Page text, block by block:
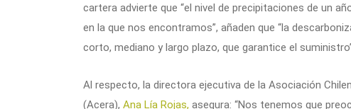
cartera advierte que “el nivel de precipitaciones de un
en la que nos encontramos”, añaden que “la
corto, mediano y largo plazo, que garantice el
Al respecto, la directora ejecutiva de la Asociación
(Acera), Ana Lía Rojas, asegura: “Nos tenemos que